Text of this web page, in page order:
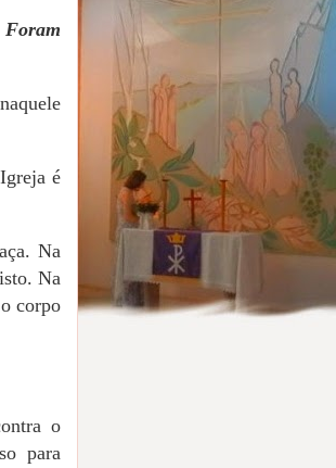
é
Na
Na
corpo
o
para